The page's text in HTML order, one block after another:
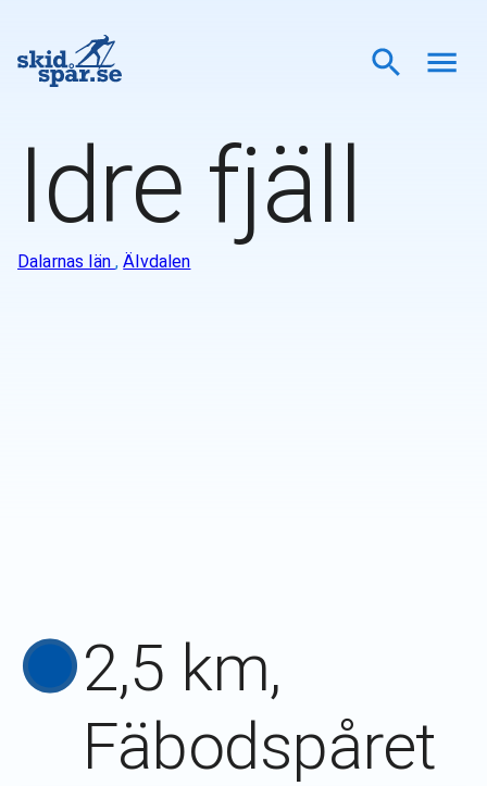
Idre fjäll
Dalarnas län ,Älvdalen
2,5 km,
Fäbodspåret